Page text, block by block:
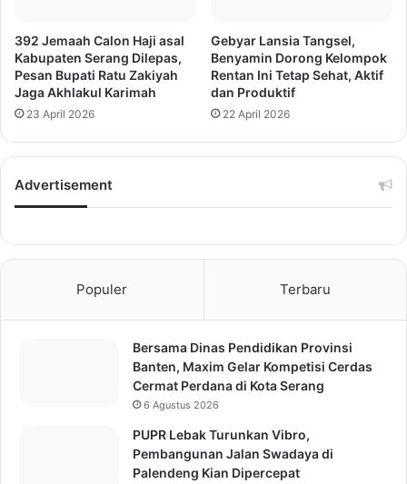
392 Jemaah Calon Haji asal
Kabupaten Serang Dilepas,
Pesan Bupati Ratu Zakiyah
Jaga Akhlakul Karimah
23 April 2026
Gebyar Lansia Tangsel,
Benyamin Dorong Kelompok
Rentan Ini Tetap Sehat, Aktif
dan Produktif
22 April 2026
Advertisement
Populer Terbaru
Bersama Dinas Pendidikan Provinsi
Banten, Maxim Gelar Kompetisi Cerdas
Cermat Perdana di Kota Serang
6 Agustus 2026
PUPR Lebak Turunkan Vibro,
Pembangunan Jalan Swadaya di
Palendeng Kian Dipercepat